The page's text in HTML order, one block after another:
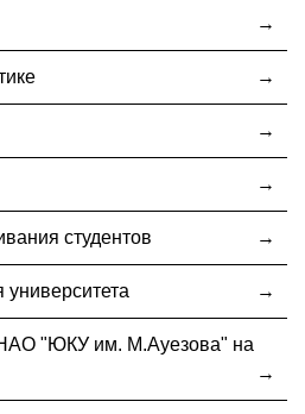
студентов
"ЮКУ им. М.Ауезова" на